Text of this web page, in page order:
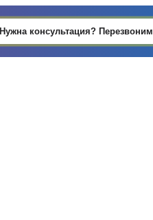
Нужна консультация? Перезвоним